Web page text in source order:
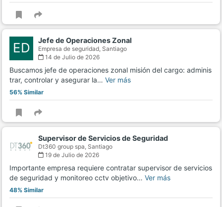
ED Jefe de Operaciones Zonal
Empresa de seguridad, Santiago
14 de Julio de 2026
Buscamos jefe de operaciones zonal misión del cargo: adminis
trar, controlar y asegurar la… Ver más
56% Similar
Supervisor de Servicios de Seguridad
Dt360 group spa, Santiago
19 de Julio de 2026
Importante empresa requiere contratar supervisor de servicios
de seguridad y monitoreo cctv objetivo… Ver más
48% Similar